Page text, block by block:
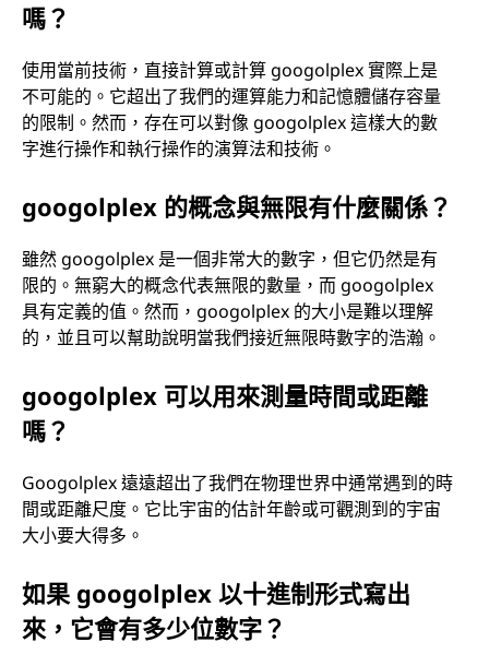
嗎？
使用當前技術，直接計算或計算 googolplex 實際上是
不可能的。它超出了我們的運算能力和記憶體儲存容量
的限制。然而，存在可以對像 googolplex 這樣大的數
字進行操作和執行操作的演算法和技術。
googolplex 的概念與無限有什麼關係？
雖然 googolplex 是一個非常大的數字，但它仍然是有
限的。無窮大的概念代表無限的數量，而 googolplex
具有定義的值。然而，googolplex 的大小是難以理解
的，並且可以幫助說明當我們接近無限時數字的浩瀚。
googolplex 可以用來測量時間或距離
嗎？
Googolplex 遠遠超出了我們在物理世界中通常遇到的時
間或距離尺度。它比宇宙的估計年齡或可觀測到的宇宙
大小要大得多。
如果 googolplex 以十進制形式寫出
來，它會有多少位數字？